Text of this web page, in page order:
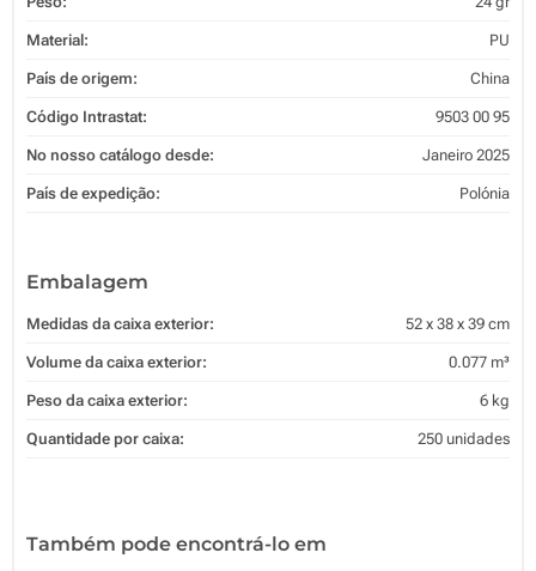
Material: PU
País de origem: China
Código Intrastat: 9503 00 95
No nosso catálogo desde: Janeiro 2025
País de expedição: Polónia
Embalagem
Medidas da caixa exterior: 52 x 38 x 39 cm
Volume da caixa exterior: 0.077 m³
Peso da caixa exterior: 6 kg
Quantidade por caixa: 250 unidades
Também pode encontrá-lo em